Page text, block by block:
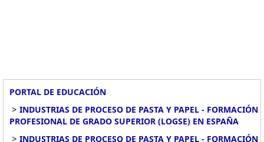
PORTAL DE EDUCACIÓN
> INDUSTRIAS DE PROCESO DE PASTA Y PAPEL - FORMACIÓN
PROFESIONAL DE GRADO SUPERIOR (LOGSE) EN ESPAÑA
> INDUSTRIAS DE PROCESO DE PASTA Y PAPEL - FORMACIÓN